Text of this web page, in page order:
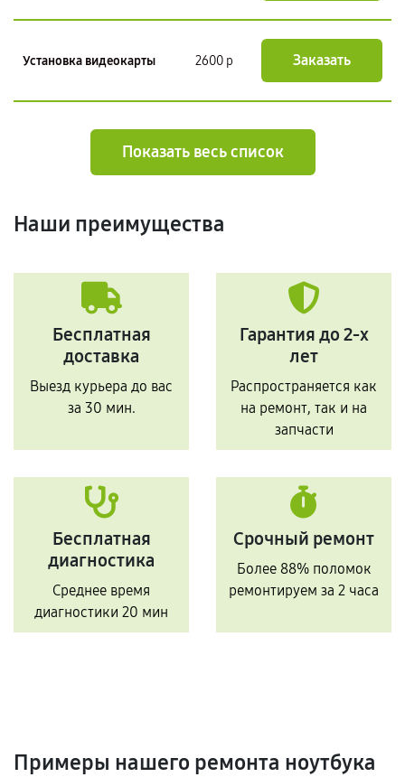
Установка видеокарты 2600 р Заказать
Показать весь список
Наши преимущества
Бесплатная
доставка
Выезд курьера до вас
за 30 мин.
Гарантия до 2-х
лет
Распространяется как
на ремонт, так и на
запчасти
Бесплатная
диагностика
Среднее время
диагностики 20 мин
Срочный ремонт
Более 88% поломок
ремонтируем за 2 часа
Примеры нашего ремонта ноутбука